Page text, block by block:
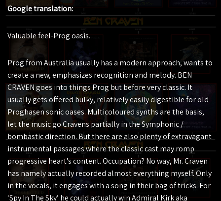
Google translation:
Valuable feel-Prog oasis.
Prog from Australia usually has a modern approach, wants to
create a new, emphasizes recognition and melody. BEN
CRAVEN goes into things Prog but before very classic. It
usually gets offered bulky, relatively easily digestible for old
Proghasen sonic oases. Multicoloured synths are the basis,
let the music go Cravens partially in the Symphonic /
bombastic direction. But there are also plenty of extravagant
instrumental passages where the classic cast may romp
progressive heart’s content. Occupation? No way, Mr. Craven
has namely actually recorded almost everything myself. Only
in the vocals, it engages with a song in their bag of tricks. For
‘Spy In The Sky’ he could actually win Admiral Kirk aka